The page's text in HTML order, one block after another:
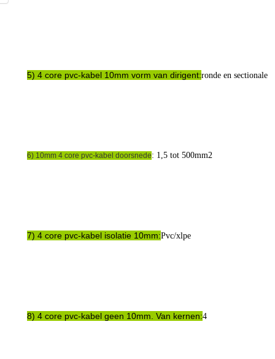
5) 4 core pvc-kabel 10mm vorm van dirigent:ronde en sectionale
6) 10mm 4 core pvc-kabel doorsnede: 1,5 tot 500mm2
7) 4 core pvc-kabel isolatie 10mm:Pvc/xlpe
8) 4 core pvc-kabel geen 10mm. Van kernen:4